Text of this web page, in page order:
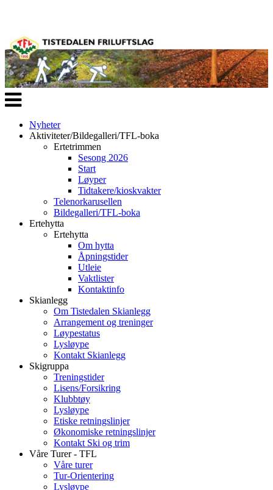
Veksle
navigasjon
Nyheter
Aktiviteter/Bildegalleri/TFL-boka
Ertetrimmen
Sesong 2026
Start
Løyper
Tidtakere/kioskvakter
Telenorkarusellen
Bildegalleri/TFL-boka
Ertehytta
Ertehytta
Om hytta
Åpningstider
Utleie
Vaktlister
Kontaktinfo
Skianlegg
Om Tistedalen Skianlegg
Arrangement og treninger
Løypestatus
Lysløype
Kontakt Skianlegg
Skigruppa
Treningstider
Lisens/Forsikring
Klubbtøy
Lysløype
Etiske retningslinjer
Økonomiske retningslinjer
Kontakt Ski og trim
Våre Turer - TFL
Våre turer
Tur-Orientering
Lysløype